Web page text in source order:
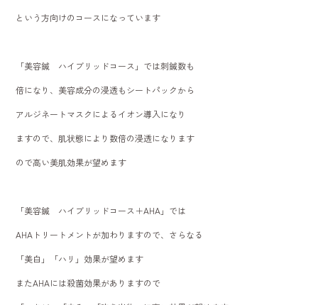
という方向けのコースになっています
「美容鍼 ハイブリッドコース」では刺鍼数も
倍になり、美容成分の浸透もシートパックから
アルジネートマスクによるイオン導入になり
ますので、肌状態により数倍の浸透になります
ので高い美肌効果が望めます
「美容鍼 ハイブリッドコース＋AHA」では
AHAトリートメントが加わりますので、さらなる
「美白」「ハリ」効果が望めます
またAHAには殺菌効果がありますので